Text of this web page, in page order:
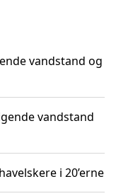
vandstand og
vandstand
i 20’erne